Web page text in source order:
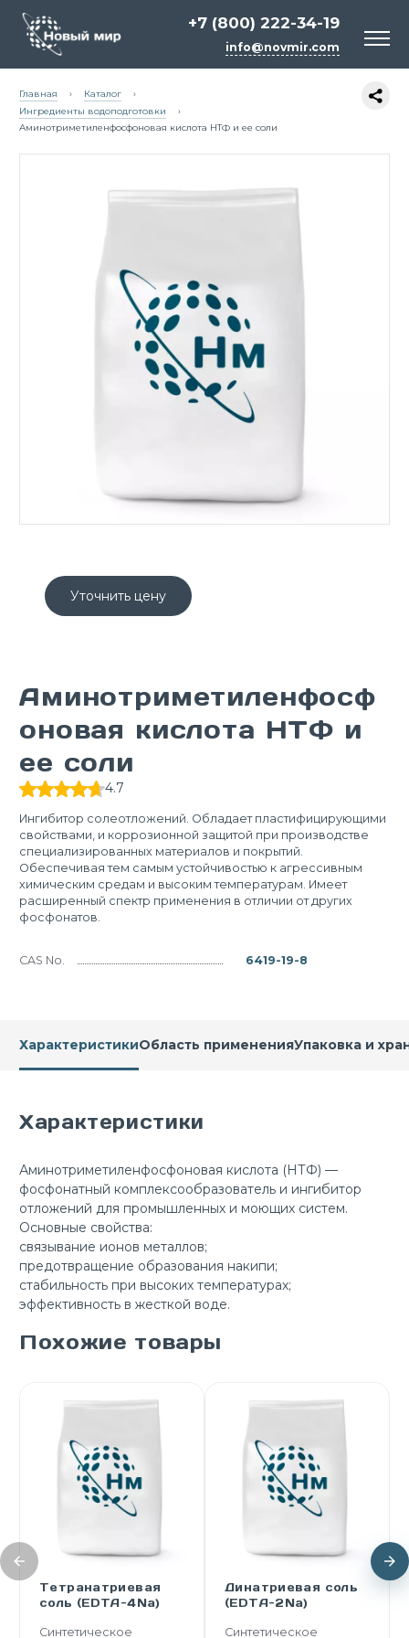
+7 (800) 222-34-19
info@novmir.com
Сырьё для косметики и бытовой химии
Химия для строительных смесей
Главная › Каталог
›
Ингредиенты водоподготовки
›
Аминотриметиленфосфоновая кислота НТФ и ее соли
Аминотриметиленфосф
оновая кислота НТФ и
ее соли
4.7
Ингибитор солеотложений. Обладает пластифицирующими
свойствами, и коррозионной защитой при производстве
специализированных материалов и покрытий.
Обеспечивая тем самым устойчивостью к агрессивным
химическим средам и высоким температурам. Имеет
расширенный спектр применения в отличии от других
фосфонатов.
CAS No. 6419-19-8
Уточнить цену
ХарактеристикиОбласть примененияУпаковка и
Характеристики
Аминотриметиленфосфоновая кислота (НТФ) —
фосфонатный комплексообразователь и ингибитор
отложений для промышленных и моющих систем.
Основные свойства:
связывание ионов металлов;
предотвращение образования накипи;
стабильность при высоких температурах;
эффективность в жесткой воде.
Похожие товары
Тетранатриевая
соль (EDTA-4Na)
Синтетическое
Динатриевая соль
(EDTA-2Na)
Синтетическое